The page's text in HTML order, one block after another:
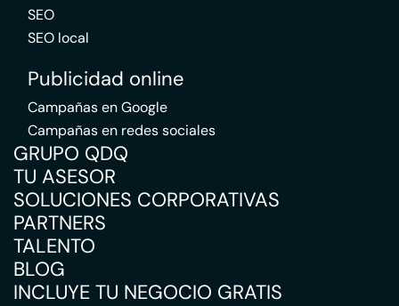
SEO
SEO local
Publicidad online
Campañas en Google
Campañas en redes sociales
GRUPO QDQ
TU ASESOR
SOLUCIONES CORPORATIVAS
PARTNERS
TALENTO
BLOG
INCLUYE TU NEGOCIO GRATIS